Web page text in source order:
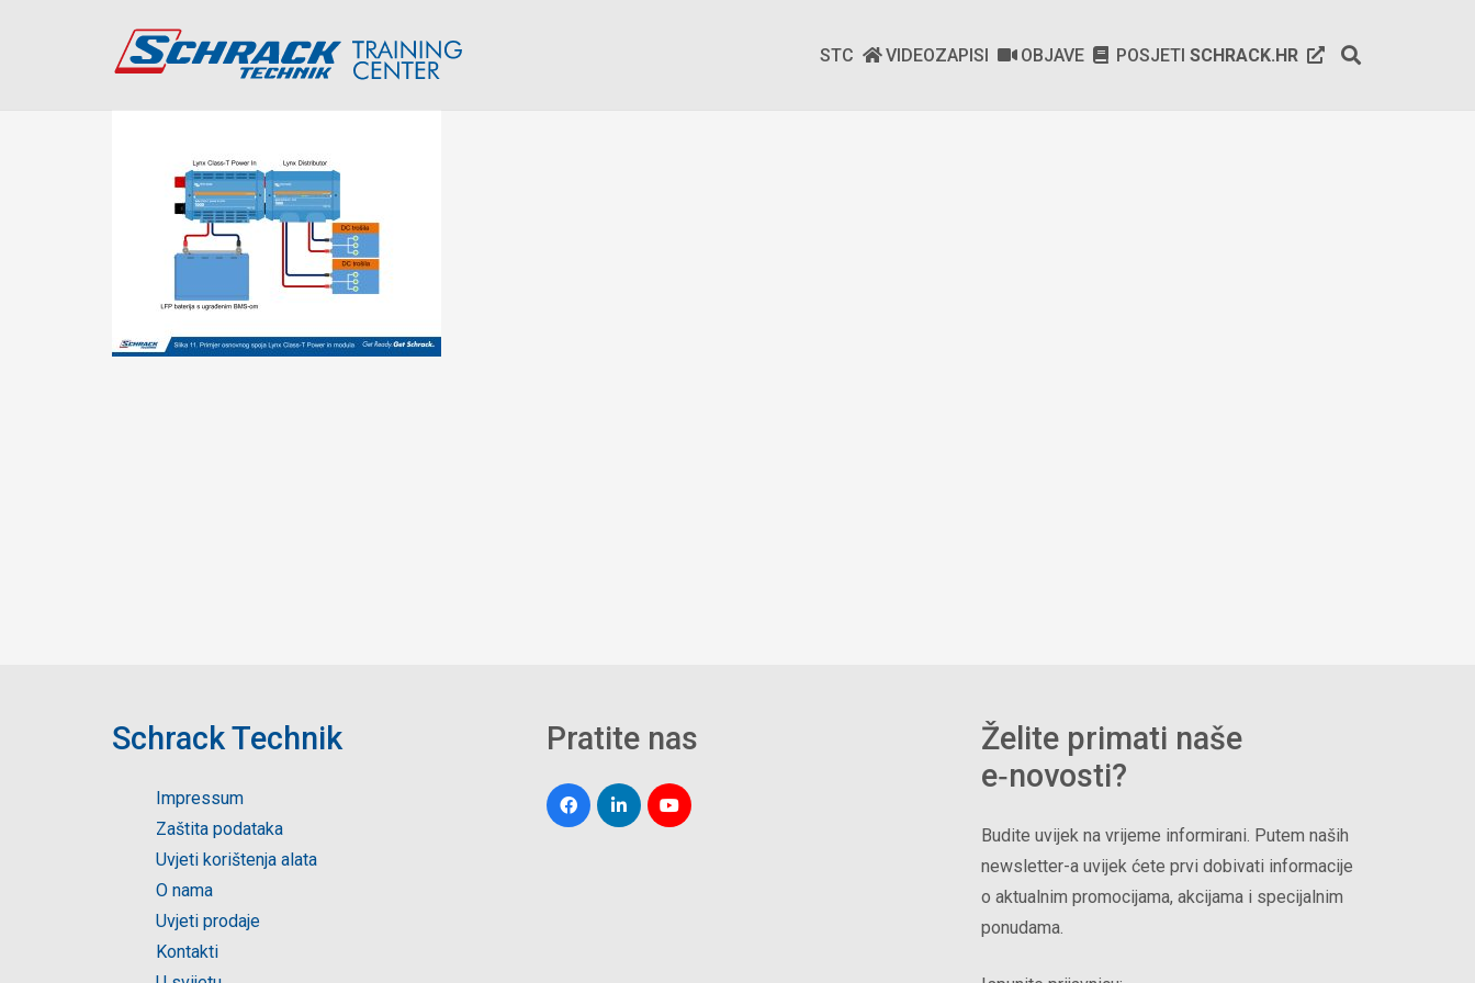
STC VIDEOZAPISI OBJAVE POSJETI SCHRACK.HR
Schrack Technik
Impressum
Zaštita podataka
Uvjeti korištenja alata
O nama
Uvjeti prodaje
Kontakti
Pratite nas
Želite primati naše
e‑novosti?
Budite uvijek na vrijeme informirani. Putem naših
newsletter-a uvijek ćete prvi dobivati informacije
o aktualnim promocijama, akcijama i specijalnim
ponudama.